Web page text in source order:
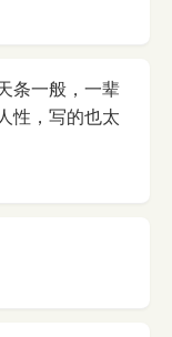
条一般，一辈
性，写的也太